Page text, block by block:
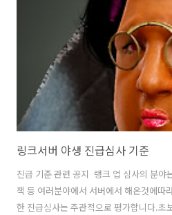
링크서버 야생 진급심사 기준
진급 기준 관련 공지 랭크 업 심사의 분야
책 등 여러분야에서 서버에서 해온것에따
한 진급심사는 주관적으로 평가합니다.초